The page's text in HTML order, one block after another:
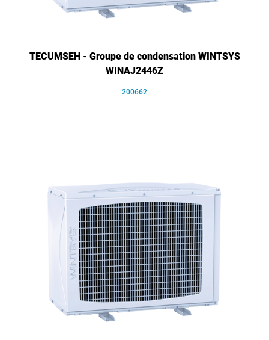
TECUMSEH - Groupe de condensation WINTSYS
WINAJ2446Z
200662